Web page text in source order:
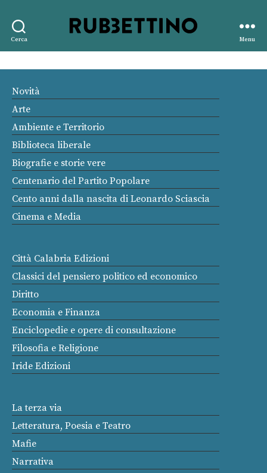
Cerca
editore
Menu
Novità
Arte
Ambiente e Territorio
Biblioteca liberale
Biografie e storie vere
Centenario del Partito Popolare
Cento anni dalla nascita di Leonardo Sciascia
Cinema e Media
Città Calabria Edizioni
Classici del pensiero politico ed economico
Diritto
Economia e Finanza
Enciclopedie e opere di consultazione
Filosofia e Religione
Iride Edizioni
La terza via
Letteratura, Poesia e Teatro
Mafie
Narrativa